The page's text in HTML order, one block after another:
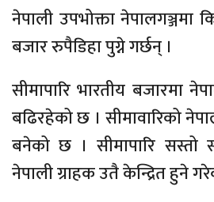
नेपाली उपभोक्ता नेपालगञ्जमा
बजार रुपैडिहा पुग्ने गर्छन् ।
सीमापारि भारतीय बजारमा
बढिरहेको छ । सीमावारिको
बनेको छ । सीमापारि सस्तो
नेपाली ग्राहक उतै केन्द्रित हुने